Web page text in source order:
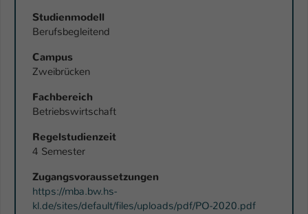
Studienmodell
Berufsbegleitend
Campus
Zweibrücken
Fachbereich
Betriebswirtschaft
Regelstudienzeit
4 Semester
Zugangsvoraussetzungen
https://mba.bw.hs-
kl.de/sites/default/files/uploads/pdf/PO-2020.pdf